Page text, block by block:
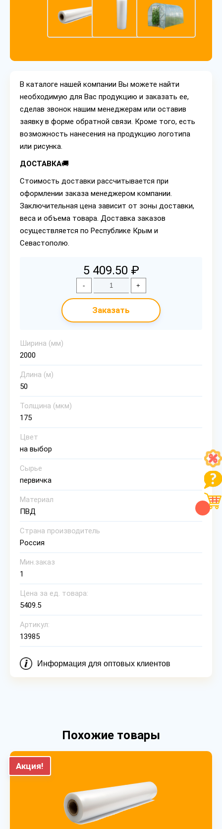
В каталоге нашей компании Вы можете найти
необходимую для Вас продукцию и заказать ее,
сделав звонок нашим менеджерам или оставив
заявку в форме обратной связи. Кроме того, есть
возможность нанесения на продукцию логотипа
или рисунка.
ДОСТАВКА🚚
Стоимость доставки рассчитывается при
оформлении заказа менеджером компании.
Заключительная цена зависит от зоны доставки,
веса и объема товара. Доставка заказов
осуществляется по Республике Крым и
Севастополю.
5 409.50 ₽
- +
Заказать
Ширина (мм)
2000
Длина (м)
50
Толщина (мкм)
175
Цвет
на выбор
Сырье
первичка
Материал
ПВД
Страна производитель
Россия
Мин.заказ
1
Цена за ед. товара:
5409.5
Артикул:
13985
Информация для оптовых клиентов
Похожие товары
Акция!